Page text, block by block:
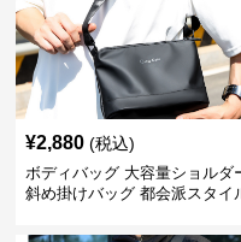
¥2,880 (税込)
ボディバッグ 大容量ショルダ
斜め掛けバッグ 都会派スタイ